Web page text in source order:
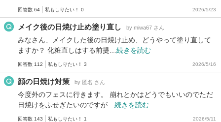
回答数 64 私もしりたい！ 0 2026/5/23
メイク後の日焼け止め塗り直し by miwa67 さん
みなさん、メイクした後の日焼け止め、どうやって塗り直して
ますか？ 化粧直しはする前提… 続きを読む
回答数 112 私もしりたい！ 3 2026/5/16
顔の日焼け対策 by 匿名 さん
今度外のフェスに行きます。 崩れとかはどうでもいいのでただ
日焼けをふせぎたいのですが… 続きを読む
回答数 143 私もしりたい！ 1 2026/5/11